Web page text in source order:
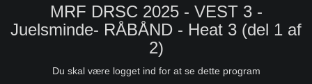
MRF DRSC 2025 - VEST 3 -
Juelsminde- RÅBÅND - Heat 3 (del 1 af
2)
Du skal være logget ind for at se dette program